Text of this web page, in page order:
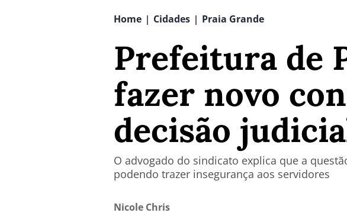
Home | Cidades | Praia Grande
Prefeitura de
fazer novo
decisão
O advogado do sindicato explica que a
podendo trazer insegurança aos servidores
Nicole Chris